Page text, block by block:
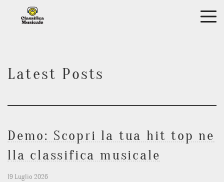
Skip to main content
EN
IT
Latest Posts
Demo: Scopri la tua hit top ne
lla classifica musicale
19 Luglio 2026